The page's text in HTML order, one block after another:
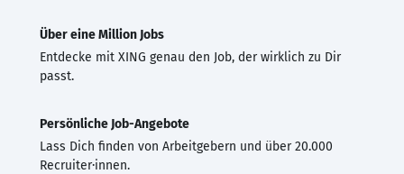
Über eine Million Jobs
Entdecke mit XING genau den Job, der wirklich zu Dir
passt.
Persönliche Job-Angebote
Lass Dich finden von Arbeitgebern und über 20.000
Recruiter·innen.